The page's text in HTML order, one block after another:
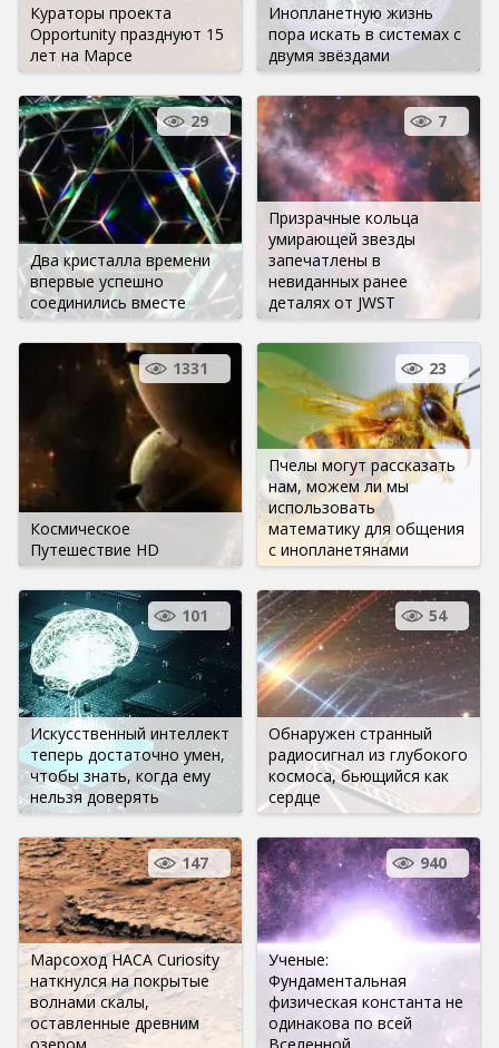
Кураторы проекта
Opportunity празднуют 15
лет на Марсе
Инопланетную жизнь
пора искать в системах с
двумя звёздами
Два кристалла времени
впервые успешно
соединились вместе
29
Призрачные кольца
умирающей звезды
запечатлены в
невиданных ранее
деталях от JWST
7
Космическое
Путешествие HD
1331
Пчелы могут рассказать
нам, можем ли мы
использовать
математику для общения
с инопланетянами
23
Искусственный интеллект
теперь достаточно умен,
чтобы знать, когда ему
нельзя доверять
101
Обнаружен странный
радиосигнал из глубокого
космоса, бьющийся как
сердце
54
Марсоход НАСА Curiosity
наткнулся на покрытые
волнами скалы,
оставленные древним
147
Ученые:
Фундаментальная
физическая константа не
одинакова по всей
940